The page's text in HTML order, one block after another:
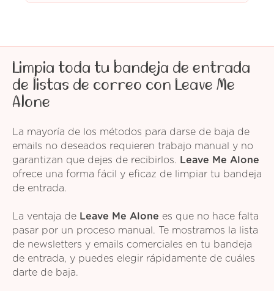
Limpia toda tu bandeja de entrada
de listas de correo con Leave Me
Alone
La mayoría de los métodos para darse de baja de
emails no deseados requieren trabajo manual y no
garantizan que dejes de recibirlos. Leave Me Alone
ofrece una forma fácil y eficaz de limpiar tu bandeja
de entrada.
La ventaja de Leave Me Alone es que no hace falta
pasar por un proceso manual. Te mostramos la lista
de newsletters y emails comerciales en tu bandeja
de entrada, y puedes elegir rápidamente de cuáles
darte de baja.